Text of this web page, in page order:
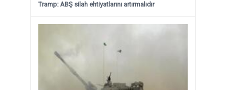
Tramp: ABŞ silah ehtiyatlarını artırmalıdır